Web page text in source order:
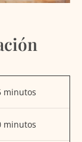
minutos
minutos